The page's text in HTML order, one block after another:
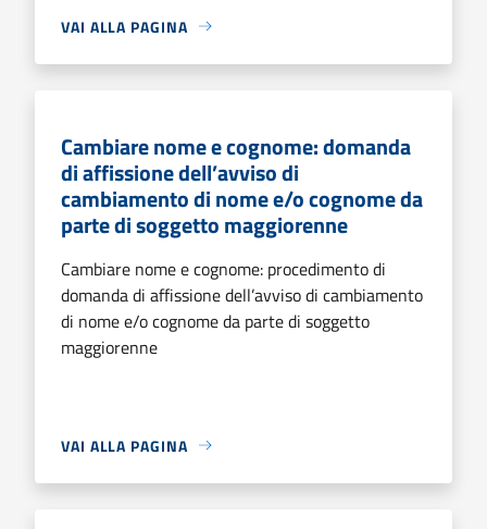
VAI ALLA PAGINA
Cambiare nome e cognome: domanda
di affissione dell’avviso di
cambiamento di nome e/o cognome da
parte di soggetto maggiorenne
Cambiare nome e cognome: procedimento di
domanda di affissione dell’avviso di cambiamento
di nome e/o cognome da parte di soggetto
maggiorenne
VAI ALLA PAGINA